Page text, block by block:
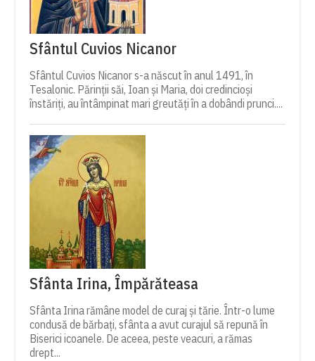
Sfântul Cuvios Nicanor
Sfântul Cuvios Nicanor s-a născut în anul 1491, în
Tesalonic. Părinții săi, Ioan și Maria, doi credincioși
înstăriți, au întâmpinat mari greutăți în a dobândi prunci....
Sfânta Irina, Împărăteasa
Sfânta Irina rămâne model de curaj și tărie. Într-o lume
condusă de bărbați, sfânta a avut curajul să repună în
Biserici icoanele. De aceea, peste veacuri, a rămas
drept...